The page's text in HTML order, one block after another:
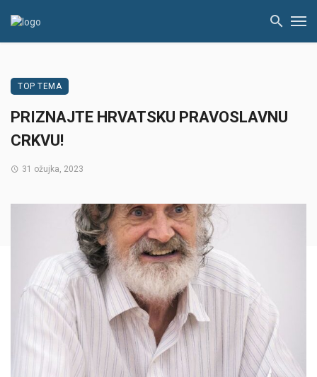
TOP TEMA
PRIZNAJTE HRVATSKU PRAVOSLAVNU
CRKVU!
31 ožujka, 2023